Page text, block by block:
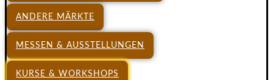
ANDERE MÄRKTE
MESSEN & AUSSTELLUNGEN
KURSE & WORKSHOPS